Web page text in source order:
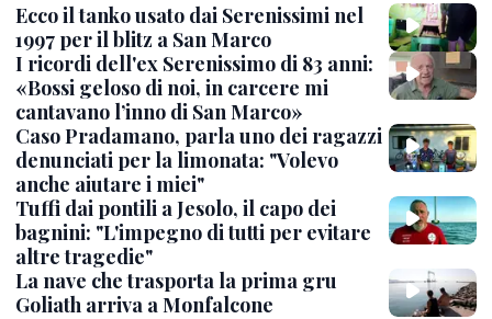
Ecco il tanko usato dai Serenissimi nel
1997 per il blitz a San Marco
I ricordi dell'ex Serenissimo di 83 anni:
«Bossi geloso di noi, in carcere mi
cantavano l’inno di San Marco»
Caso Pradamano, parla uno dei ragazzi
denunciati per la limonata: "Volevo
anche aiutare i miei"
Tuffi dai pontili a Jesolo, il capo dei
bagnini: "L'impegno di tutti per evitare
altre tragedie"
La nave che trasporta la prima gru
Goliath arriva a Monfalcone